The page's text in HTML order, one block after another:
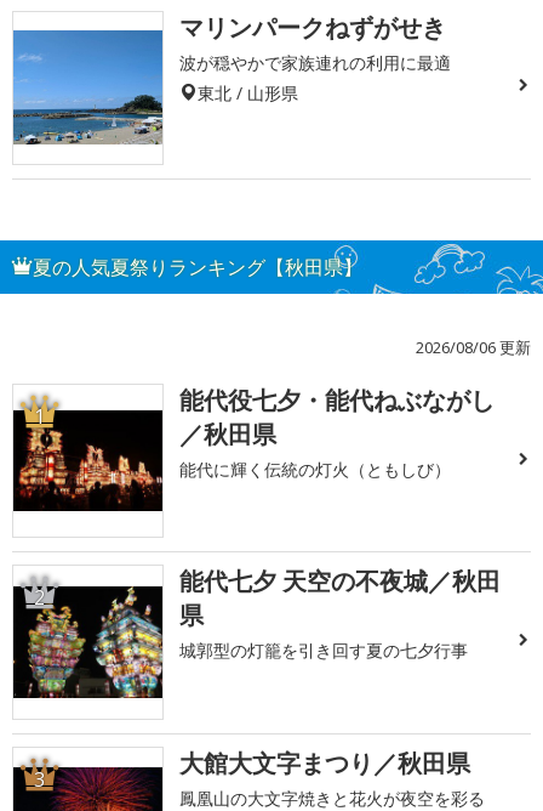
マリンパークねずがせき
波が穏やかで家族連れの利用に最適
東北 / 山形県
夏の人気夏祭りランキング【秋田県】
2026/08/06 更新
1
能代役七夕・能代ねぶながし
／秋田県
能代に輝く伝統の灯火（ともしび）
2
能代七夕 天空の不夜城／秋田
県
城郭型の灯籠を引き回す夏の七夕行事
3 大館大文字まつり／秋田県
鳳凰山の大文字焼きと花火が夜空を彩る